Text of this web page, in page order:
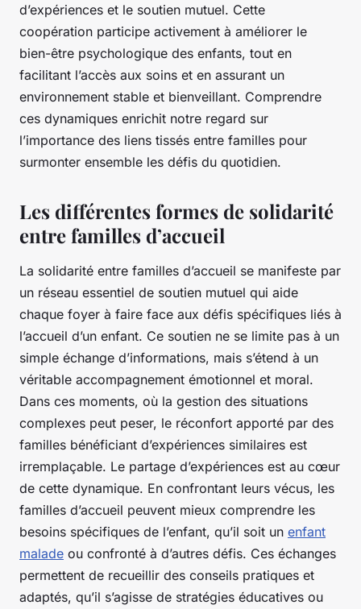
d’expériences et le soutien mutuel. Cette
coopération participe activement à améliorer le
bien-être psychologique des enfants, tout en
facilitant l’accès aux soins et en assurant un
environnement stable et bienveillant. Comprendre
ces dynamiques enrichit notre regard sur
l’importance des liens tissés entre familles pour
surmonter ensemble les défis du quotidien.
Les différentes formes de solidarité
entre familles d’accueil
La solidarité entre familles d’accueil se manifeste par
un réseau essentiel de soutien mutuel qui aide
chaque foyer à faire face aux défis spécifiques liés à
l’accueil d’un enfant. Ce soutien ne se limite pas à un
simple échange d’informations, mais s’étend à un
véritable accompagnement émotionnel et moral.
Dans ces moments, où la gestion des situations
complexes peut peser, le réconfort apporté par des
familles bénéficiant d’expériences similaires est
irremplaçable. Le partage d’expériences est au cœur
de cette dynamique. En confrontant leurs vécus, les
familles d’accueil peuvent mieux comprendre les
besoins spécifiques de l’enfant, qu’il soit un enfant
malade ou confronté à d’autres défis. Ces échanges
permettent de recueillir des conseils pratiques et
adaptés, qu’il s’agisse de stratégies éducatives ou